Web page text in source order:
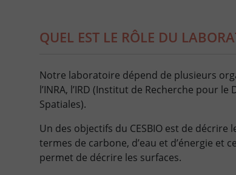
QUEL EST LE RÔLE DU
Notre laboratoire dépend de plusieurs
l’INRA, l’IRD (Institut de Recherche pour
Spatiales).
Un des objectifs du CESBIO est de
termes de carbone, d’eau et d’énergie et
permet de décrire les surfaces.